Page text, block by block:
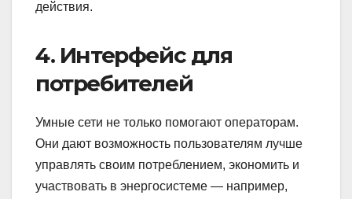
действия.
4. Интерфейс для
потребителей
Умные сети не только помогают операторам.
Они дают возможность пользователям лучше
управлять своим потреблением, экономить и
участвовать в энергосистеме — например,